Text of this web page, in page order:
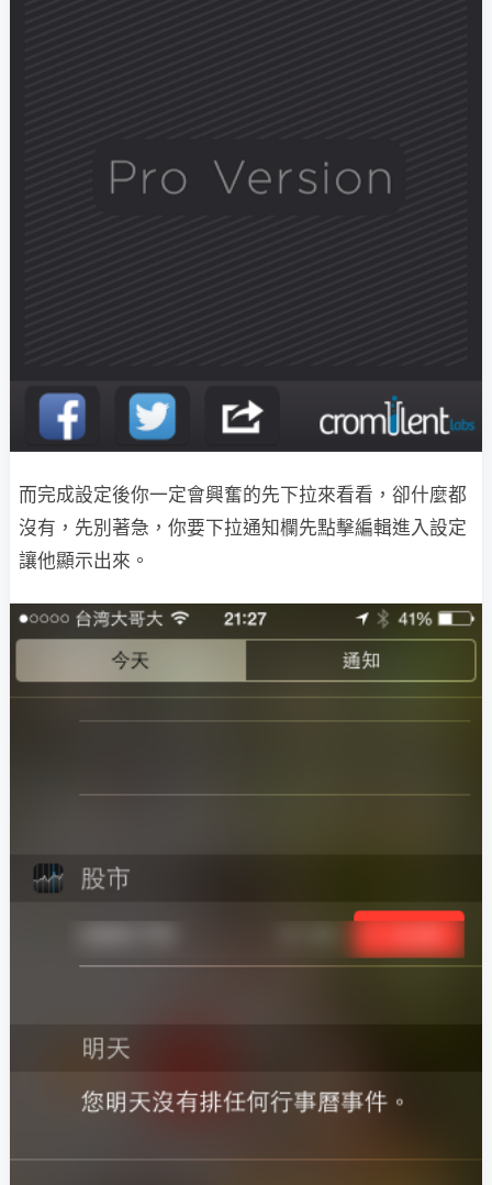
而完成設定後你一定會興奮的先下拉來看看，卻什麼都
沒有，先別著急，你要下拉通知欄先點擊編輯進入設定
讓他顯示出來。